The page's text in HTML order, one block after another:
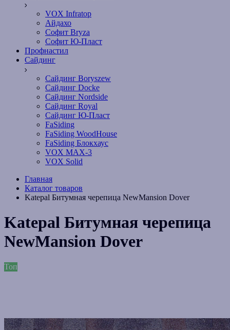
VOX Infratop
Айдахо
Софит Bryza
Софит Ю-Пласт
Профнастил
Сайдинг
Сайдинг Boryszew
Сайдинг Docke
Сайдинг Nordside
Сайдинг Royal
Сайдинг Ю-Пласт
FaSiding
FaSiding WoodHouse
FaSiding Блокхаус
VOX MAX-3
VOX Solid
Главная
Каталог товаров
Katepal Битумная черепица NewMansion Dover
Katepal Битумная черепица
NewMansion Dover
Топ